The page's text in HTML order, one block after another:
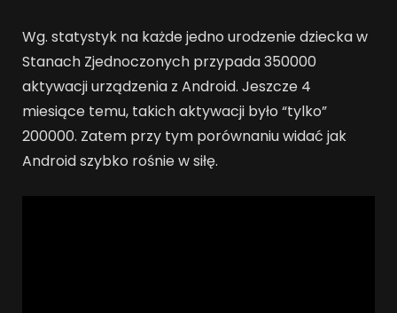
Wg. statystyk na każde jedno urodzenie dziecka w
Stanach Zjednoczonych przypada 350000
aktywacji urządzenia z Android. Jeszcze 4
miesiące temu, takich aktywacji było “tylko”
200000. Zatem przy tym porównaniu widać jak
Android szybko rośnie w siłę.